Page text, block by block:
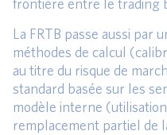
frontière entre le trading
La FRTB passe aussi par
méthodes de calcul
au titre du risque de
standard basée sur les
modèle interne
remplacement partiel de